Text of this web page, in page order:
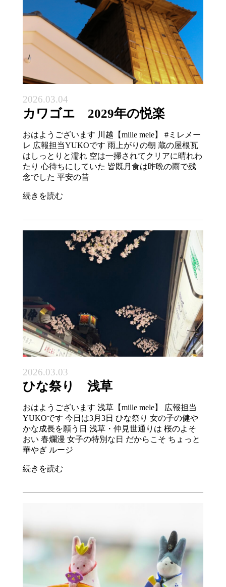
2026.03.04
カワゴエ 2029年の悦楽
おはようございます 川越【mille mele】 #ミレメー
レ 広報担当YUKOです 雨上がりの朝 蔵の屋根瓦
はしっとりと濡れ 空は一掃されてクリアに晴れわ
たり 心待ちにしていた 皆既月食は昨晩の雨で残
念でした 平安の昔
続きを読む
2026.03.03
ひな祭り 浅草
おはようございます 浅草【mille mele】 広報担当
YUKOです 今日は3月3日 ひな祭り 女の子の健や
かな成長を願う日 浅草・仲見世通りは 桜のよそ
おい 春爛漫 女子の特別な日 だからこそ ちょっと
華やぎ ルージ
続きを読む